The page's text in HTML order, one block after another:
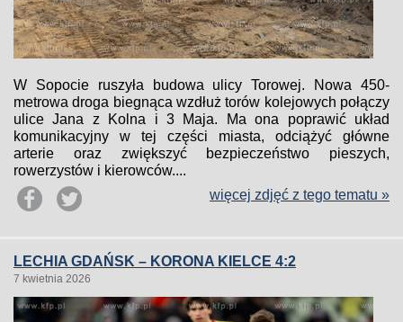
W Sopocie ruszyła budowa ulicy Torowej. Nowa 450-
metrowa droga biegnąca wzdłuż torów kolejowych połączy
ulice Jana z Kolna i 3 Maja. Ma ona poprawić układ
komunikacyjny w tej części miasta, odciążyć główne
arterie oraz zwiększyć bezpieczeństwo pieszych,
rowerzystów i kierowców....
więcej zdjęć z tego tematu »
LECHIA GDAŃSK – KORONA KIELCE 4:2
7 kwietnia 2026